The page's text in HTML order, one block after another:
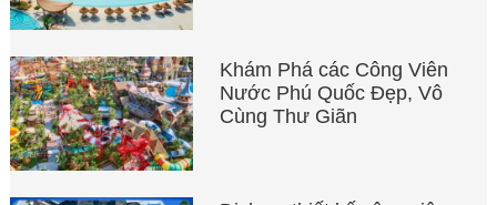
Khám Phá các Công Viên
Nước Phú Quốc Đẹp, Vô
Cùng Thư Giãn